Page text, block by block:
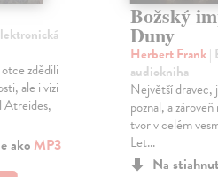
zdědili
ale i vizi
Atreides,
ako MP3
Božský
Duny
Herbert Frank|
audiokniha
Největší dravec,
poznal, a
tvor v celém
Let...
Na